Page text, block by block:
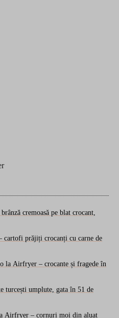
cremoasă pe blat crocant,
cartofi prăjiți crocanți cu carne de
la Airfryer – crocante și fragede în
turcești umplute, gata în 51 de
Airfryer – cornuri moi din aluat